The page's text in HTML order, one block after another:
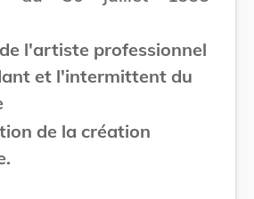
l'artiste professionnel
et l'intermittent du
de la création